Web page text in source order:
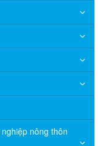
nông thôn